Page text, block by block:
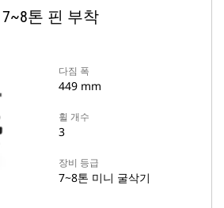
톤 핀 부착
다짐 폭
449 mm
휠 개수
3
장비 등급
7~8톤 미니 굴삭기